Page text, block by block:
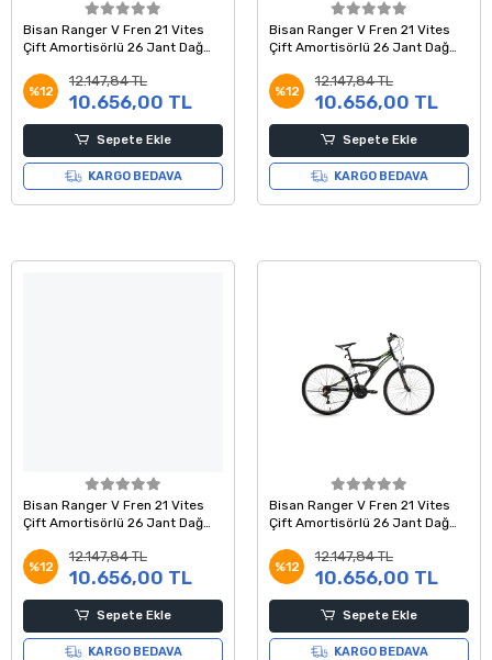
Bisan Ranger V Fren 21 Vites
Çift Amortisörlü 26 Jant Dağ
%12
12.147,84 TL
10.656,00 TL
Sepete Ekle
KARGO BEDAVA
Bisan Ranger V Fren 21 Vites
Çift Amortisörlü 26 Jant Dağ
%12
12.147,84 TL
10.656,00 TL
Sepete Ekle
KARGO BEDAVA
Bisan Ranger V Fren 21 Vites
Çift Amortisörlü 26 Jant Dağ
%12
12.147,84 TL
10.656,00 TL
Sepete Ekle
KARGO BEDAVA
Bisan Ranger V Fren 21 Vites
Çift Amortisörlü 26 Jant Dağ
%12
12.147,84 TL
10.656,00 TL
Sepete Ekle
KARGO BEDAVA